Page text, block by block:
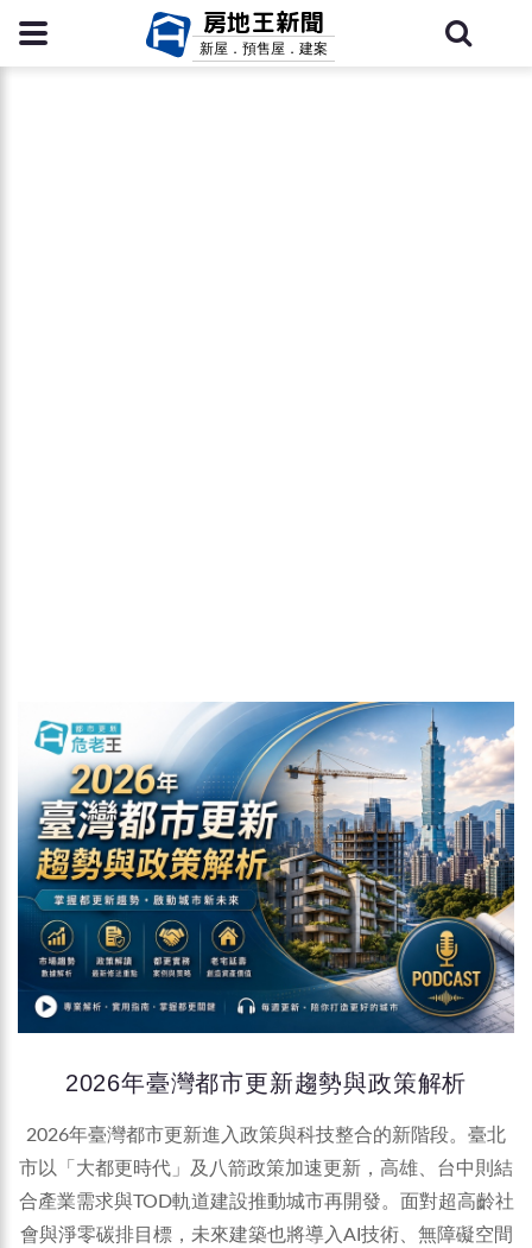
房地王新聞
新屋．預售屋．建案
2026年臺灣都市更新趨勢與政策解析
2026年臺灣都市更新進入政策與科技整合的新階段。臺北
市以「大都更時代」及八箭政策加速更新，高雄、台中則結
合產業需求與TOD軌道建設推動城市再開發。面對超高齡社
會與淨零碳排目標，未來建築也將導入AI技術、無障礙空間